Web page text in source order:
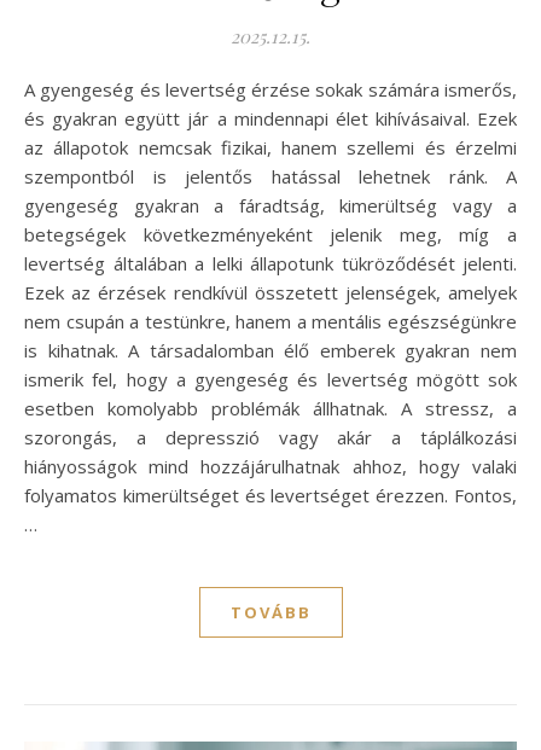
2025.12.15.
A gyengeség és levertség érzése sokak számára ismerős,
és gyakran együtt jár a mindennapi élet kihívásaival. Ezek
az állapotok nemcsak fizikai, hanem szellemi és érzelmi
szempontból is jelentős hatással lehetnek ránk. A
gyengeség gyakran a fáradtság, kimerültség vagy a
betegségek következményeként jelenik meg, míg a
levertség általában a lelki állapotunk tükröződését jelenti.
Ezek az érzések rendkívül összetett jelenségek, amelyek
nem csupán a testünkre, hanem a mentális egészségünkre
is kihatnak. A társadalomban élő emberek gyakran nem
ismerik fel, hogy a gyengeség és levertség mögött sok
esetben komolyabb problémák állhatnak. A stressz, a
szorongás, a depresszió vagy akár a táplálkozási
hiányosságok mind hozzájárulhatnak ahhoz, hogy valaki
folyamatos kimerültséget és levertséget érezzen. Fontos,
…
TOVÁBB